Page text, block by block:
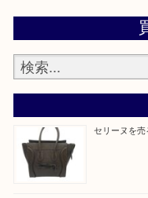
※品数が多い時・外
しい時などにご利
『大吉西宮アクタ
と思って頂けるよ